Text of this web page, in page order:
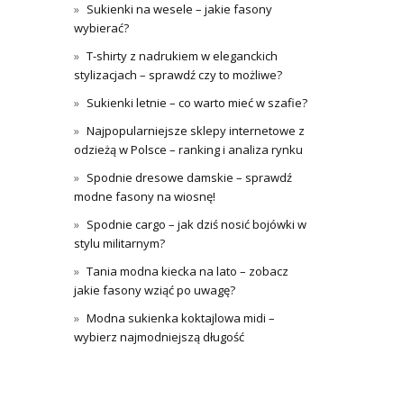
Sukienki na wesele – jakie fasony
wybierać?
T-shirty z nadrukiem w eleganckich
stylizacjach – sprawdź czy to możliwe?
Sukienki letnie – co warto mieć w szafie?
Najpopularniejsze sklepy internetowe z
odzieżą w Polsce – ranking i analiza rynku
Spodnie dresowe damskie – sprawdź
modne fasony na wiosnę!
Spodnie cargo – jak dziś nosić bojówki w
stylu militarnym?
Tania modna kiecka na lato – zobacz
jakie fasony wziąć po uwagę?
Modna sukienka koktajlowa midi –
wybierz najmodniejszą długość